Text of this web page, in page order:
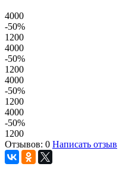
4000
-50%
1200
4000
-50%
1200
4000
-50%
1200
4000
-50%
1200
Отзывов: 0 Написать отзыв